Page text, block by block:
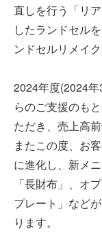
直しを行う「リ
したランドセル
ンドセルリメイ
2024年度(2024
らのご支援のも
ただき、売上高
またこの度、お
に進化し、新メ
「長財布」、オ
プレート」など
ります。